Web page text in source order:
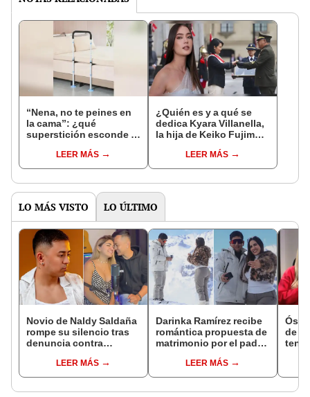
“Nena, no te peines en
la cama”: ¿qué
superstición esconde la
Enanitos Verdes?
LEER MÁS
¿Quién es y a qué se
dedica Kyara Villanella,
la hija de Keiko Fujimori
nivel nacional?
LEER MÁS
LO MÁS VISTO LO ÚLTIMO
Novio de Naldy Saldaña
rompe su silencio tras
denuncia contra
Luz: "Tiene todo mi
apoyo"
LEER MÁS
Darinka Ramírez recibe
romántica propuesta de
matrimonio por el padre
nervios, lágrimas y
muchísima felicidad"
LEER MÁS
de